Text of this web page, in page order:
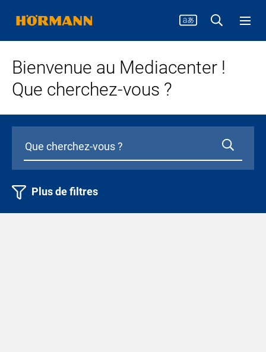
Bienvenue au Mediacenter !
Que cherchez-vous ?
Plus de filtres